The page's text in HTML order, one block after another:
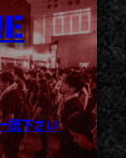
読下さい